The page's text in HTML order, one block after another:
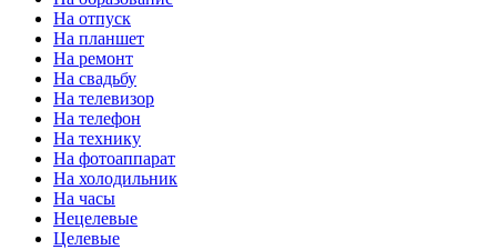
На отпуск
На планшет
На ремонт
На свадьбу
На телевизор
На телефон
На технику
На фотоаппарат
На холодильник
На часы
Нецелевые
Целевые